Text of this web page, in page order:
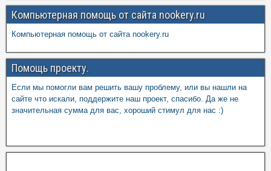
Компьютерная помощь от сайта nookery.ru
Компьютерная помощь от сайта nookery.ru
Помощь проекту.
Если мы помогли вам решить вашу проблему, или вы нашли на
сайте что искали, поддержите наш проект, спасибо. Да же не
значительная сумма для вас, хороший стимул для нас :)